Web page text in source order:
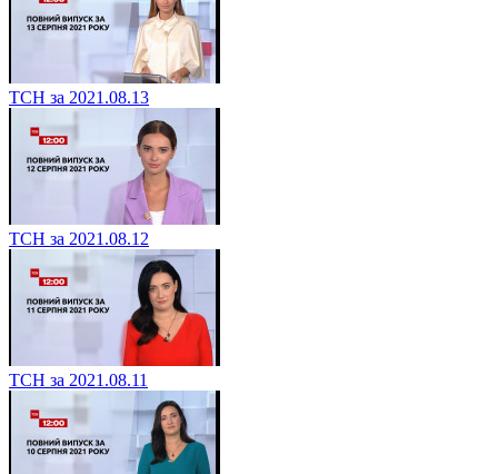
ТСН за 2021.08.13
ТСН за 2021.08.12
ТСН за 2021.08.11